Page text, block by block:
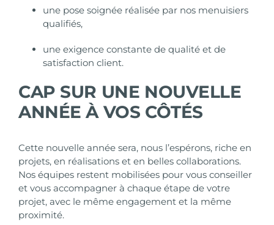
une pose soignée réalisée par nos menuisiers
qualifiés,
une exigence constante de qualité et de
satisfaction client.
CAP SUR UNE NOUVELLE
ANNÉE À VOS CÔTÉS
Cette nouvelle année sera, nous l’espérons, riche en
projets, en réalisations et en belles collaborations.
Nos équipes restent mobilisées pour vous conseiller
et vous accompagner à chaque étape de votre
projet, avec le même engagement et la même
proximité.